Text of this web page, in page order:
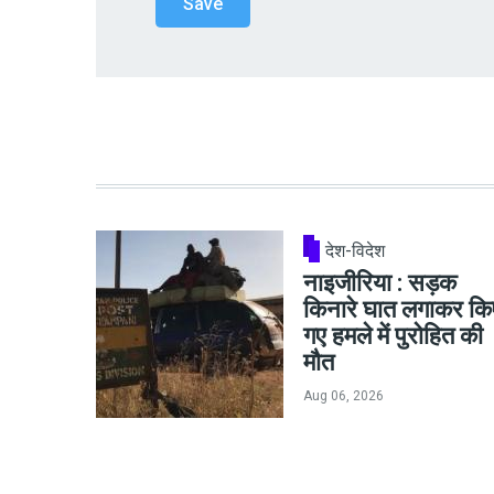
देश-विदेश
नाइजीरिया : सड़क
किनारे घात लगाकर
गए हमले में पुरोहित की
मौत
Aug 06, 2026